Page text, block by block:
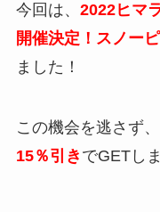
今回は、 2022ヒマ
開催決定！スノー
ました！
この機会を逃さず
15％引き でGETし